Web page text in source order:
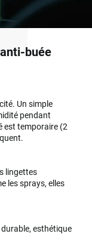
buée
Un simple
pendant
est temporaire (2
lingettes
les sprays, elles
esthétique